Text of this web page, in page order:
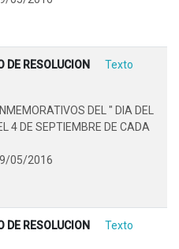
DE RESOLUCION
Texto
DEL " DIA DEL
4 DE SEPTIEMBRE DE CADA
05/2016
DE RESOLUCION
Texto